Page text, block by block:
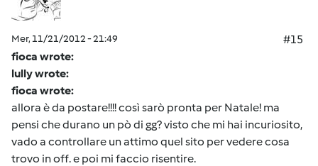
Mer, 11/21/2012 - 21:49
#15
fioca wrote:
lully wrote:
fioca wrote:
allora è da postare!!!! così sarò pronta per Natale! ma
pensi che durano un pò di gg? visto che mi hai incuriosito,
vado a controllare un attimo quel sito per vedere cosa
trovo in off. e poi mi faccio risentire.